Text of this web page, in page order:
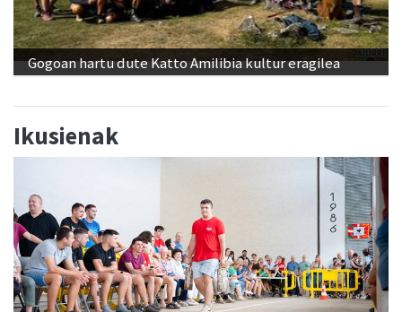
Gogoan hartu dute Katto Amilibia kultur eragilea
Ikusienak